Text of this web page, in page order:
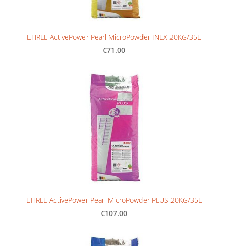
EHRLE ActivePower Pearl MicroPowder INEX 20KG/35L
€71.00
EHRLE ActivePower Pearl MicroPowder PLUS 20KG/35L
€107.00